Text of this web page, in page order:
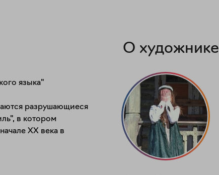
языка"
разрушающиеся
в котором
XX века в
О художнике